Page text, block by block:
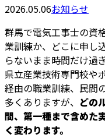
2026.05.06お知らせ
群馬で電気工事士の資
業訓練か、どこに申し
らないまま時間だけ過
県立産業技術専門校や
経由の職業訓練、民間
多くありますが、 どの
間、第一種まで含めた
く変わります。